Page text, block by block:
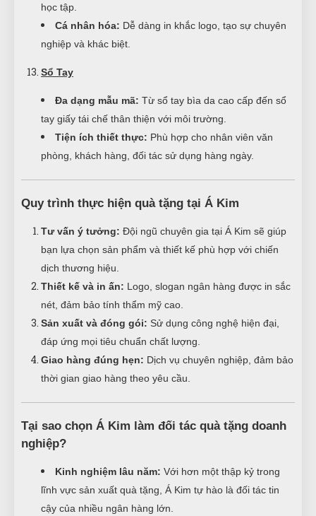
học tập.
Cá nhân hóa: Dễ dàng in khắc logo, tạo sự chuyên
nghiệp và khác biệt.
Sổ Tay
Đa dạng mẫu mã: Từ sổ tay bìa da cao cấp đến sổ
tay giấy tái chế thân thiện với môi trường.
Tiện ích thiết thực: Phù hợp cho nhân viên văn
phòng, khách hàng, đối tác sử dụng hàng ngày.
Quy trình thực hiện quà tặng tại Á Kim
Tư vấn ý tưởng: Đội ngũ chuyên gia tại Á Kim sẽ giúp
bạn lựa chọn sản phẩm và thiết kế phù hợp với chiến
dịch thương hiệu.
Thiết kế và in ấn: Logo, slogan ngân hàng được in sắc
nét, đảm bảo tính thẩm mỹ cao.
Sản xuất và đóng gói: Sử dụng công nghệ hiện đại,
đáp ứng mọi tiêu chuẩn chất lượng.
Giao hàng đúng hẹn: Dịch vụ chuyên nghiệp, đảm bảo
thời gian giao hàng theo yêu cầu.
Tại sao chọn Á Kim làm đối tác quà tặng doanh
nghiệp?
Kinh nghiệm lâu năm: Với hơn một thập kỷ trong
lĩnh vực sản xuất quà tặng, Á Kim tự hào là đối tác tin
cậy của nhiều ngân hàng lớn.